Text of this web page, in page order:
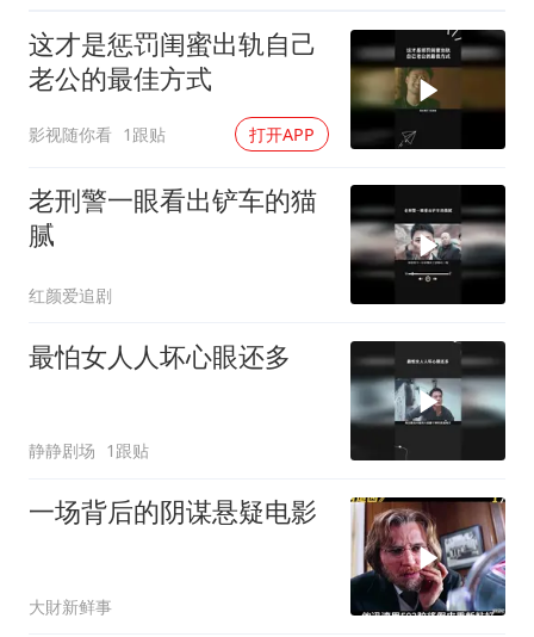
这才是惩罚闺蜜出轨自己
老公的最佳方式
影视随你看 1跟贴 打开APP
老刑警一眼看出铲车的猫
腻
红颜爱追剧
最怕女人人坏心眼还多
静静剧场 1跟贴
一场背后的阴谋悬疑电影
大財新鲜事